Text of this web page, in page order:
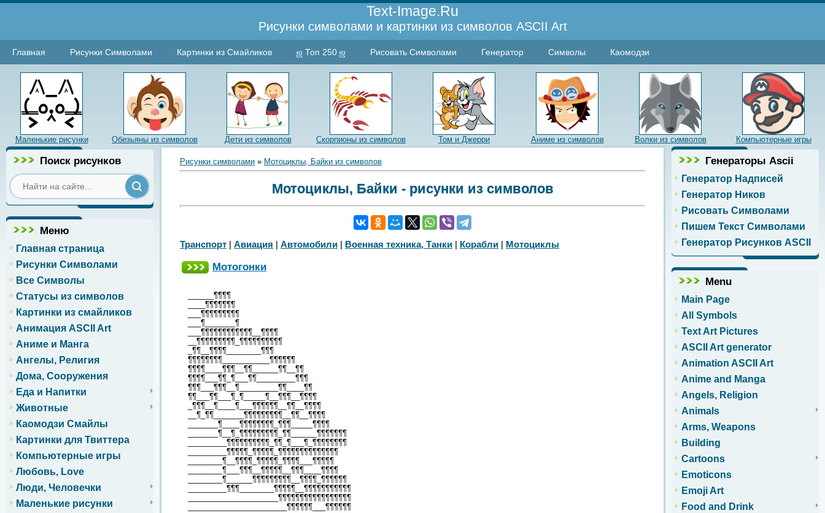
Text-Image.Ru
Рисунки символами и картинки из символов ASCII Art
Главная Рисунки Символами Картинки из Смайликов ஜ Топ 250 ஜ Рисовать Символами Генератор Символы Каомодзи
Маленькие рисунки Обезьяны из символов Дети из символов Скорпионы из символов Том и Джерри Аниме из символов Волки из символов Компьютерные игры
Поиск рисунков
Меню
Главная страница
Рисунки Символами
Все Символы
Статусы из символов
Картинки из смайликов
Анимация ASCII Art
Аниме и Манга
Ангелы, Религия
Дома, Сооружения
Еда и Напитки
Животные
Каомодзи Смайлы
Картинки для Твиттера
Компьютерные игры
Любовь, Love
Люди, Человечки
Маленькие рисунки
Рисунки символами » Мотоциклы, Байки из символов
Мотоциклы, Байки - рисунки из символов
Транспорт | Авиация | Автомобили | Военная техника, Танки | Корабли | Мотоциклы
Мотогонки
______¶¶¶¶
____¶¶¶¶¶¶¶
___¶¶¶¶¶¶¶¶¶
___¶_______¶
___¶¶¶¶¶¶¶¶¶¶¶¶__¶¶¶¶
__¶¶¶¶¶¶¶¶¶_¶¶¶¶¶¶¶¶¶¶
_¶¶__¶¶¶¶________¶¶¶
¶¶¶¶¶¶¶¶___________¶¶¶¶¶¶
¶¶¶¶____¶¶¶__¶¶______¶¶__¶¶
¶¶¶¶___¶¶_¶___¶¶_________¶¶¶
¶¶¶___¶¶¶__¶_________¶¶____¶¶
¶¶___¶¶___¶_¶_____¶__¶¶¶__¶¶¶¶
_¶¶¶__¶____¶___¶¶¶¶¶¶__¶¶__¶¶¶¶
__¶_¶¶_______¶¶¶¶¶¶¶¶¶__¶¶__¶¶¶¶
_______¶____¶¶¶¶¶¶¶¶_¶¶¶_____¶¶¶¶
_______¶__¶_¶¶¶¶¶¶¶¶¶_¶¶______¶¶¶¶¶¶¶
_________¶¶¶¶¶¶¶¶¶¶_¶¶_¶___¶_¶¶¶¶¶¶¶¶
_________¶¶¶¶¶_¶¶¶¶¶_¶¶¶¶¶¶¶¶¶¶¶¶¶¶
________¶__¶¶¶¶_¶¶¶¶¶_¶¶¶¶___¶¶¶¶¶
________¶___¶¶¶__¶¶¶¶¶__¶¶¶____¶¶¶¶
________¶______¶¶¶¶¶¶¶¶¶__¶¶¶¶_¶¶¶¶¶¶
_________¶¶¶________¶¶¶¶¶__¶¶¶¶¶¶¶¶¶¶¶
_____________________¶¶¶¶¶¶¶¶¶¶¶¶¶¶¶¶¶
_______________________¶¶¶¶¶¶___¶¶¶¶¶¶
Генераторы Ascii
Генератор Надписей
Генератор Ников
Рисовать Символами
Пишем Текст Символами
Генератор Рисунков ASCII
Menu
Main Page
All Symbols
Text Art Pictures
ASCII Art generator
Animation ASCII Art
Anime and Manga
Angels, Religion
Animals
Arms, Weapons
Building
Cartoons
Emoticons
Emoji Art
Food and Drink